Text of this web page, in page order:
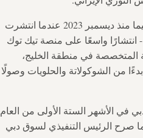
ساهم الإقبال المتزايد على منتجات الفستق في ارتفاع الطلب، لا سيما منذ ديسمبر 2023 عندما انتشرت
واسعًا على منصة تيك توك
المتخصصة في منطقة الخليج،
من الشوكولاتة والحلويات وصولًا
2.5 مليون قطعة من شوكولاتة دبي في الأشهر الستة الأولى من العام
165 مليون درهم (45 مليون دولار)، حسبما صرح الرئيس التنفيذي لسوق دبي